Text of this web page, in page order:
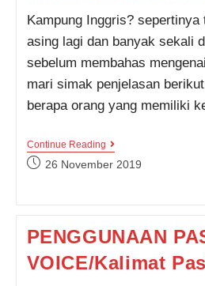
Kampung Inggris?
asing lagi dan banyak sekali
sebelum membahas
mari simak penjelasan
berapa orang yang memiliki
Continue ReadingKEUNGGULAN
DI
Post26 November 2019
PENGGUNAAN
VOICE/Kalimat